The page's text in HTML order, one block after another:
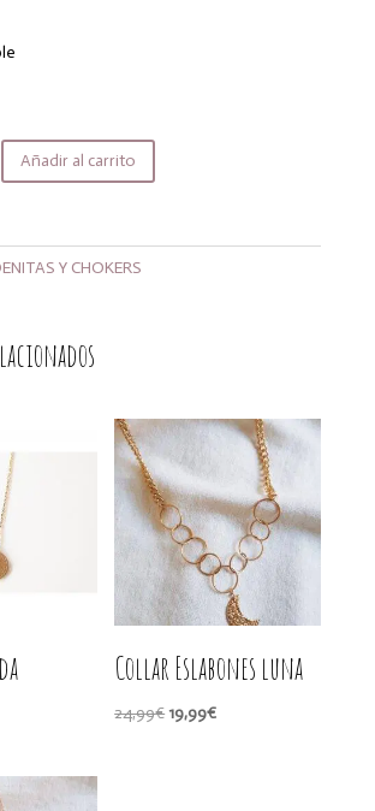
Añadir al carrito
Y CHOKERS
Collar Eslabones luna
24,99€El
19,99€El